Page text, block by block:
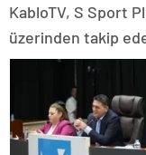
KabloTV, S Sport
üzerinden takip